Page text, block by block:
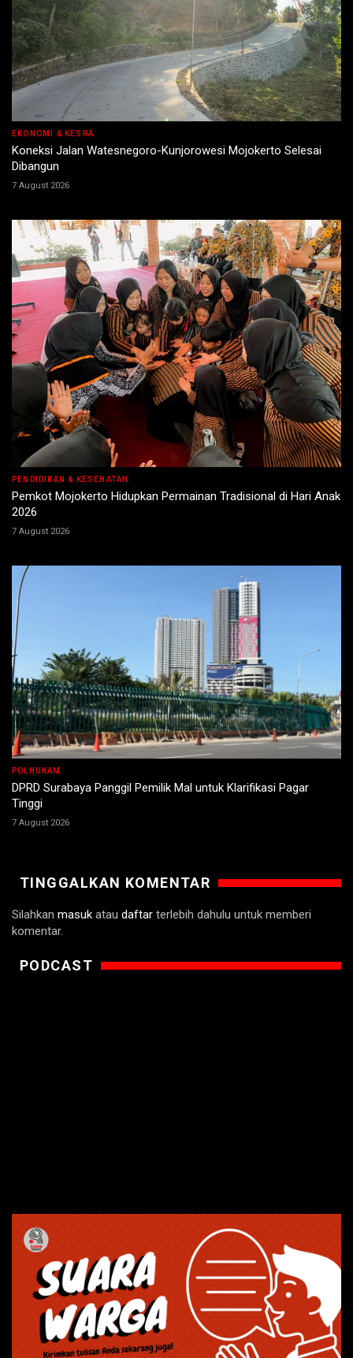
EKONOMI & KESRA
Koneksi Jalan Watesnegoro-Kunjorowesi Mojokerto Selesai
Dibangun
7 August 2026
PENDIDIKAN & KESEHATAN
Pemkot Mojokerto Hidupkan Permainan Tradisional di Hari Anak
2026
7 August 2026
POLHUKAM
DPRD Surabaya Panggil Pemilik Mal untuk Klarifikasi Pagar
Tinggi
7 August 2026
TINGGALKAN KOMENTAR
Silahkan masuk atau daftar terlebih dahulu untuk memberi
komentar.
PODCAST